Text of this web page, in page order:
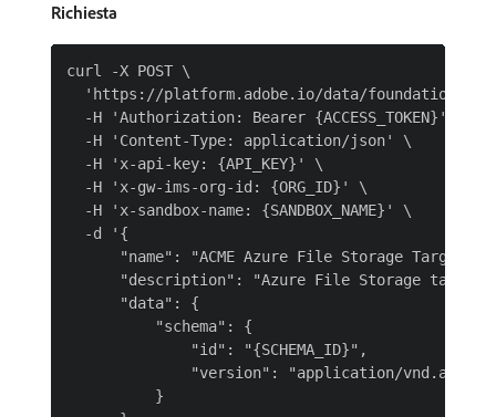
Richiesta
curl -X POST \
'https://platform.adobe.io/data/foundation/
  -H 'Authorization: Bearer {ACCESS_TOKEN}' \
  -H 'Content-Type: application/json' \
  -H 'x-api-key: {API_KEY}' \
  -H 'x-gw-ims-org-id: {ORG_ID}' \
  -H 'x-sandbox-name: {SANDBOX_NAME}' \
  -d '{
"name": "ACME Azure File Storage Target
"description": "Azure File Storage target
      "data": {
          "schema": {
              "id": "{SCHEMA_ID}",
"version": "application/
          }